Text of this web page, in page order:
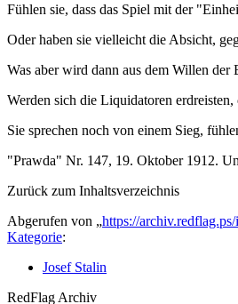
Fühlen sie, dass das Spiel mit der
Oder haben sie vielleicht die Absicht,
Was aber wird dann aus dem Willen der
Werden sich die Liquidatoren
Sie sprechen noch von einem Sieg,
"Prawda" Nr. 147, 19. Oktober 1912.
Zurück zum Inhaltsverzeichnis
Abgerufen von „https://
Kategorie:
Josef Stalin
RedFlag Archiv